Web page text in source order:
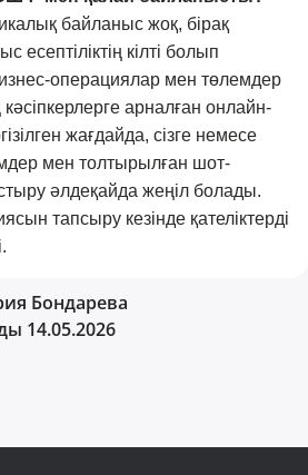
байланыс жоқ, бірақ
есептіліктің кілті болып
операциялар мен төлемдер
арналған онлайн-
жағдайда, сізге немесе
мен толтырылған шот-
әлдеқайда жеңіл болады.
тапсыру кезінде қателіктерді
Бондарева
14.05.2026